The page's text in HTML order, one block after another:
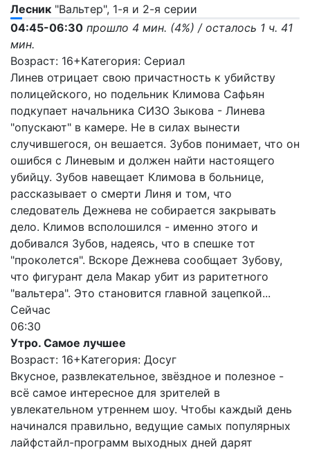
Лесник "Вальтер", 1-я и 2-я серии
04:45-06:30 прошло 4 мин. (4%) / осталось 1 ч. 41
мин.
Возраст: 16+Категория: Сериал
Линев отрицает свою причастность к убийству
полицейского, но подельник Климова Сафьян
подкупает начальника СИЗО Зыкова - Линева
"опускают" в камере. Не в силах вынести
случившегося, он вешается. Зубов понимает, что он
ошибся с Линевым и должен найти настоящего
убийцу. Зубов навещает Климова в больнице,
рассказывает о смерти Линя и том, что
следователь Дежнева не собирается закрывать
дело. Климов всполошился - именно этого и
добивался Зубов, надеясь, что в спешке тот
"проколется". Вскоре Дежнева сообщает Зубову,
что фигурант дела Макар убит из раритетного
"вальтера". Это становится главной зацепкой...
Сейчас
06:30
Утро. Самое лучшее
Возраст: 16+Категория: Досуг
Вкусное, развлекательное, звёздное и полезное -
всё самое интересное для зрителей в
увлекательном утреннем шоу. Чтобы каждый день
начинался правильно, ведущие самых популярных
лайфстайл-программ выходных дней дарят